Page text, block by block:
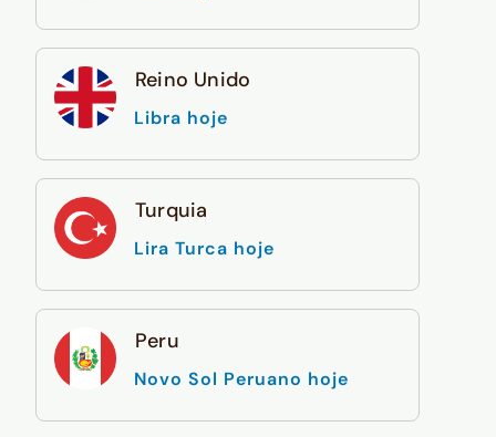
Reino Unido
Libra hoje
Turquia
Lira Turca hoje
Peru
Novo Sol Peruano hoje